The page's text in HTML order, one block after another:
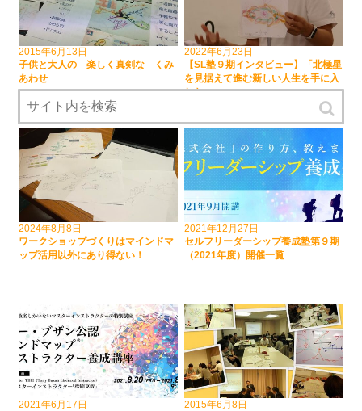
2015年6月13日
子供と大人の 楽しく真剣な くみ
あわせ
2022年6月23日
【SL塾９期インタビュー】「北極星
を見据えて進む新しい人生を手に入
れた」…
2024年8月8日
ワークショップづくりはマインドマ
ップ活用以外にあり得ない！
2021年12月27日
セルフリーダーシップ養成塾第９期
（2021年度）開催一覧
2021年6月17日 2015年6月8日